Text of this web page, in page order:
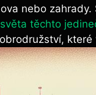
nebo
těchto